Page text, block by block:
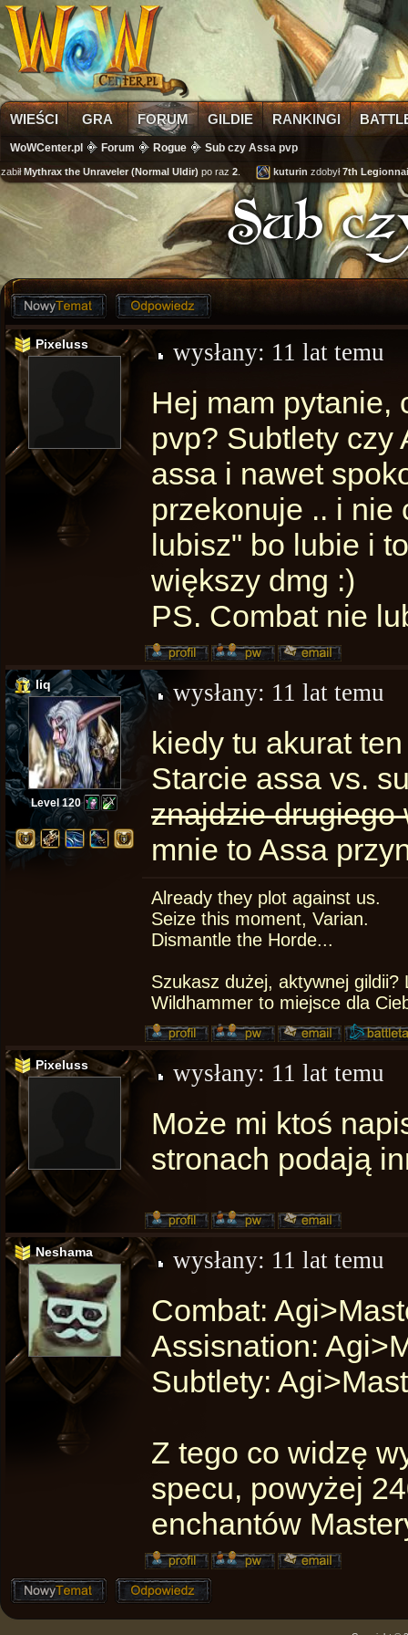
WIEŚCI GRA FORUM GILDIE RANKINGI
WoWCenter.pl Forum Rogue Sub czy Assa pvp
Mythrax the Unraveler (Normal Uldir)po raz2 . kuturinzdobył7th
Sub
Pixeluss wysłany: 11 lat temu
Hej mam pytanie,
pvp? Subtlety czy
assa i nawet
przekonuje .. i nie
lubisz" bo lubie i
większy dmg :)
PS. Combat nie
liq
Level 120
wysłany: 11 lat temu
kiedy tu akurat
Starcie assa vs.
znajdzie drugiego
mnie to Assa
Already they plot against us.
Seize this moment, Varian.
Dismantle the Horde...
Szukasz dużej, aktywnej
Wildhammer to miejsce dla
Pixeluss wysłany: 11 lat temu
Może mi ktoś
stronach podają
Neshama wysłany: 11 lat temu
Combat:
Assisnation:
Subtlety:
Z tego co widzę
specu, powyżej
enchantów